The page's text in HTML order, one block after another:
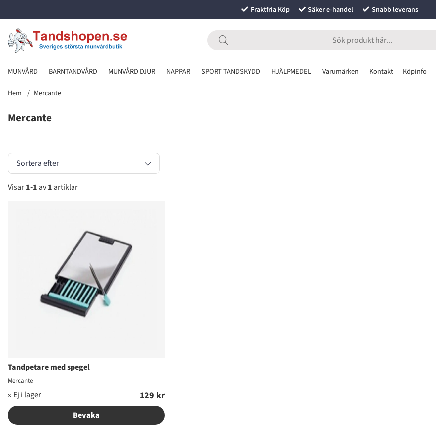
Fraktfria Köp Säker e-handel Snabb leverans
MUNVÅRD BARNTANDVÅRD MUNVÅRD DJUR NAPPAR SPORT TANDSKYDD HJÄLPMEDEL Varumärken Kontakt Köpinfo
Hem Mercante
Mercante
Sortera efter
Visar1-1 av1 artiklar
Tandpetare med spegel
Mercante
129 kr
Bevaka